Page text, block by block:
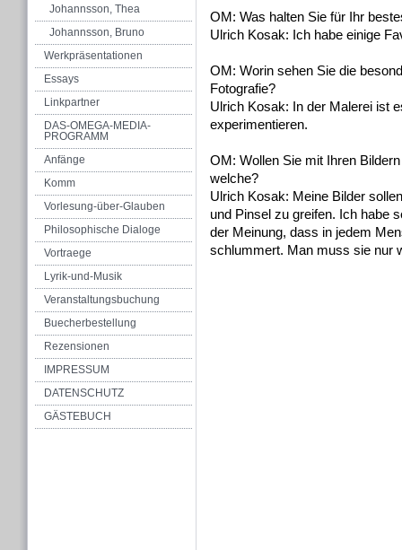
Johannsson, Thea
Johannsson, Bruno
Werkpräsentationen
Essays
Linkpartner
DAS-OMEGA-MEDIA-
PROGRAMM
Anfänge
Komm
Vorlesung-über-Glauben
Philosophische Dialoge
Vortraege
Lyrik-und-Musik
Veranstaltungsbuchung
Buecherbestellung
Rezensionen
IMPRESSUM
DATENSCHUTZ
GÄSTEBUCH
OM: Was halten Sie für Ihr
Ulrich Kosak: Ich habe einige
OM: Worin sehen Sie die
Fotografie?
Ulrich Kosak: In der Malerei ist
experimentieren.
OM: Wollen Sie mit Ihren
welche?
Ulrich Kosak: Meine Bilder
und Pinsel zu greifen. Ich habe
der Meinung, dass in jedem
schlummert. Man muss sie nur